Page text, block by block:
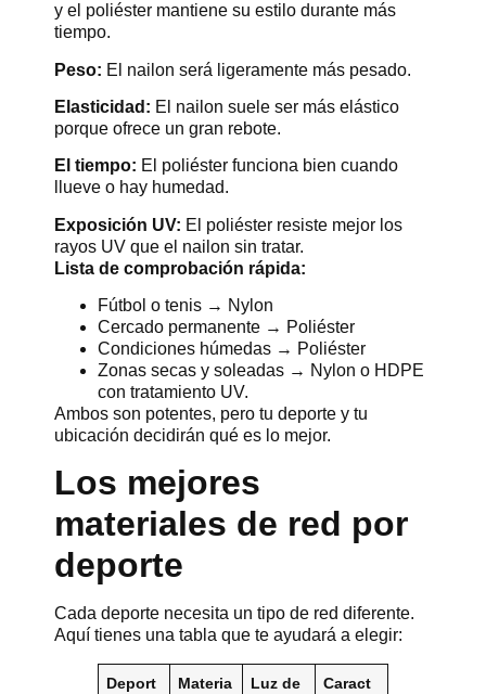
y el poliéster mantiene su estilo durante más
tiempo.
Peso: El nailon será ligeramente más pesado.
Elasticidad: El nailon suele ser más elástico
porque ofrece un gran rebote.
El tiempo: El poliéster funciona bien cuando
llueve o hay humedad.
Exposición UV: El poliéster resiste mejor los
rayos UV que el nailon sin tratar.
Lista de comprobación rápida:
Fútbol o tenis → Nylon
Cercado permanente → Poliéster
Condiciones húmedas → Poliéster
Zonas secas y soleadas → Nylon o HDPE
con tratamiento UV.
Ambos son potentes, pero tu deporte y tu
ubicación decidirán qué es lo mejor.
Los mejores
materiales de red por
deporte
Cada deporte necesita un tipo de red diferente.
Aquí tienes una tabla que te ayudará a elegir:
Deport
Materia
Luz de
Caract